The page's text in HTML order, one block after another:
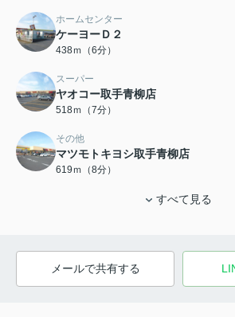
ホームセンター
ケーヨーＤ２
438ｍ（6分）
スーパー
ヤオコー取手青柳店
518ｍ（7分）
その他
マツモトキヨシ取手青柳店
619ｍ（8分）
すべて見る
メールで共有する